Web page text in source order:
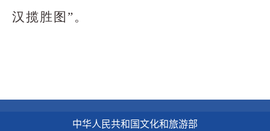
汉揽胜图”。
中华人民共和国文化和旅游部